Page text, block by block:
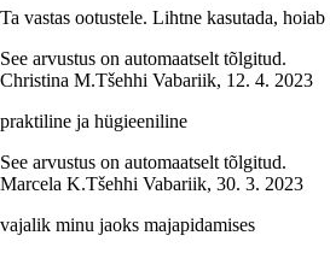
Ta vastas ootustele. Lihtne kasutada,
See arvustus on automaatselt tõlgitud.
Christina M.Tšehhi Vabariik, 12. 4. 2023
praktiline ja hügieeniline
See arvustus on automaatselt tõlgitud.
Marcela K.Tšehhi Vabariik, 30. 3. 2023
vajalik minu jaoks majapidamises